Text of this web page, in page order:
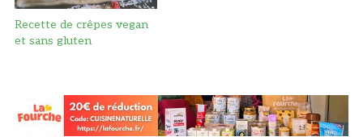
Recette de crêpes vegan
et sans gluten